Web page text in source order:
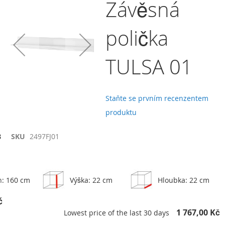
Závěsná
polička
TULSA 01
Staňte se prvním recenzentem
produktu
SKU 2497FJ01
160 cm Výška: 22 cm Hloubka: 22 cm
Lowest price of the last 30 days 1 767,00 Kč